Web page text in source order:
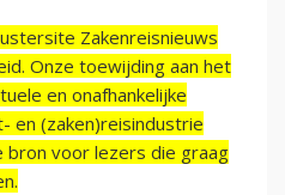
Zakenreisnieuws
Onze toewijding aan het
en onafhankelijke
en (zaken)reisindustrie
bron voor lezers die graag